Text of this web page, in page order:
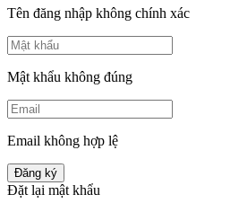
Tên đăng nhập không chính xác
Mật khẩu không đúng
Email không hợp lệ
Đăng ký
Đặt lại mật khẩu